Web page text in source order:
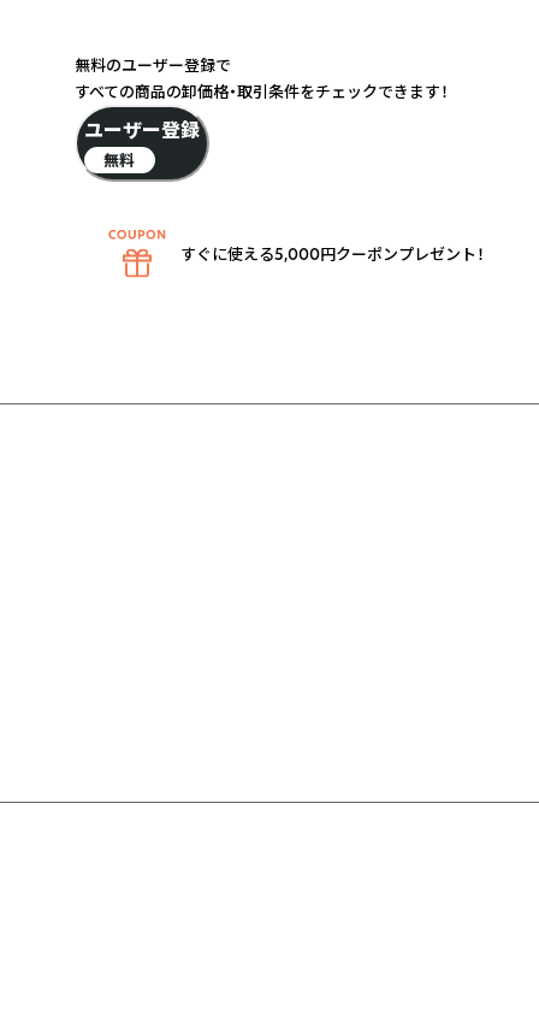
無料のユーザー登録で
すべての商品の卸価格・取引条件をチェックできます！
ユーザー登録
無料
すぐに使える5,000円クーポンプレゼント！